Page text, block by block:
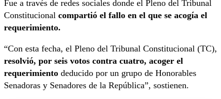
Fue a través de redes sociales donde el Pleno del Tribunal
Constitucional compartió el fallo en el que se acogía el
requerimiento.
“Con esta fecha, el Pleno del Tribunal Constitucional (TC),
resolvió, por seis votos contra cuatro, acoger el
requerimiento deducido por un grupo de Honorables
Senadoras y Senadores de la República”, sostienen.